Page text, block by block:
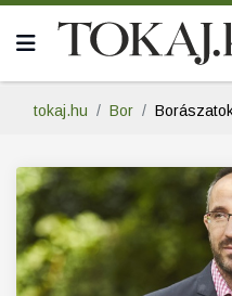
tokaj.hu Bor